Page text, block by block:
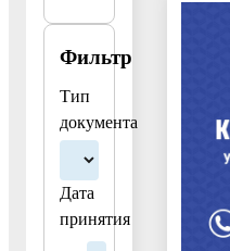
Фильтр
Тип
документа
Дата
принятия